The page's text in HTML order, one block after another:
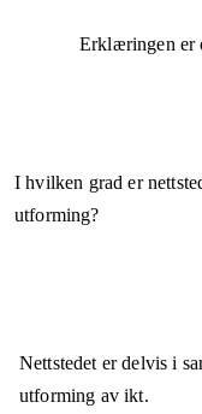
Erklæringen er
I hvilken grad er
utforming?
Nettstedet erdelvis i
utforming av ikt.